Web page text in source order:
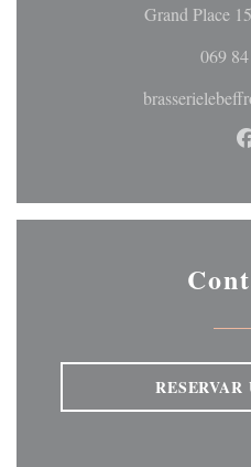
Grand Place
069